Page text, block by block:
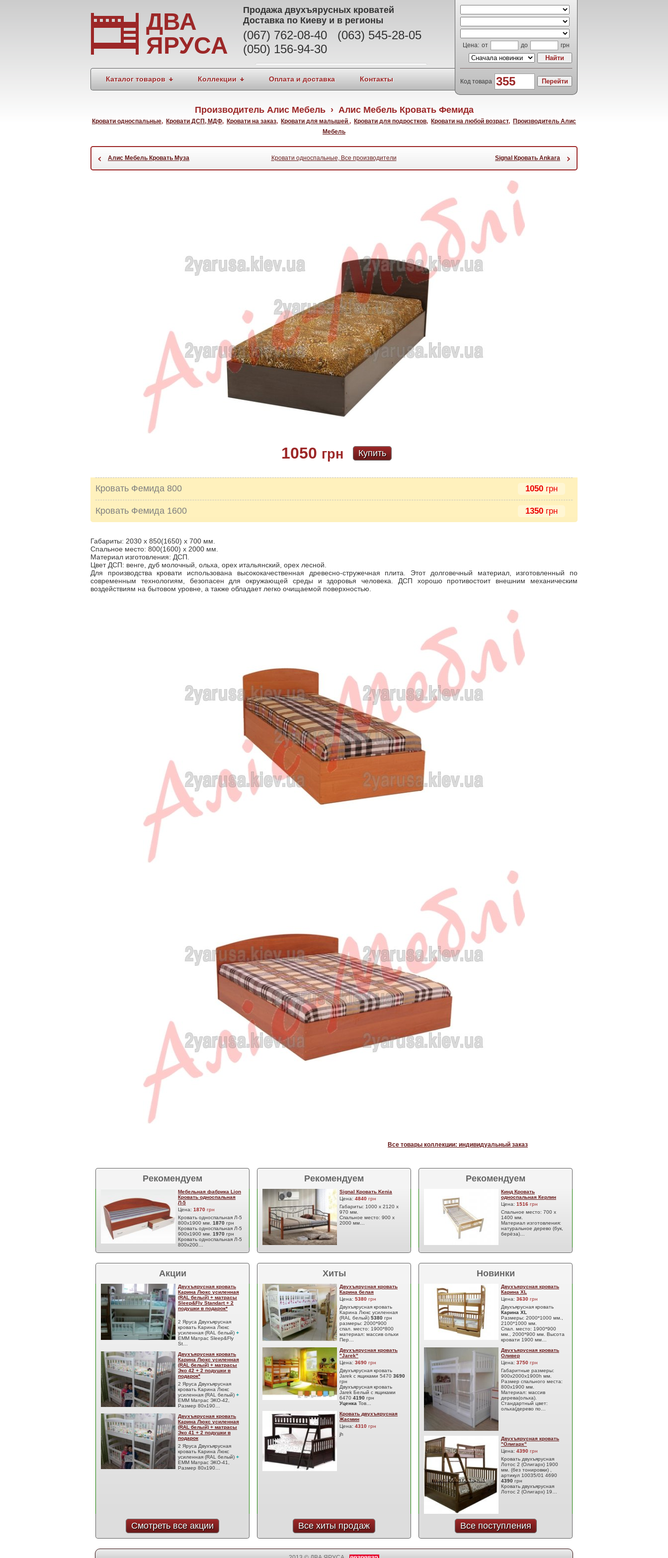
ДВА
ЯРУСА
Продажа двухъярусных кроватей
Доставка по Киеву и в регионы
(067) 762-08-40 (063) 545-28-05
(050) 156-94-30
Каталог товаров Коллекции Оплата и доставка Контакты
Цена: от до грн
Код товара
Производитель Алис Мебель › Алис Мебель Кровать Фемида
Кровати односпальные, Кровати ДСП, МДФ, Кровати на заказ, Кровати для малышей , Кровати для подростков, Кровати на любой возраст, Производитель Алис
Мебель
‹ Алис Мебель Кровать Муза Кровати односпальные, Все производители Signal Кровать Ankara ›
1050 грн Купить
Кровать Фемида 800 1050 грн
Кровать Фемида 1600 1350 грн
Габариты: 2030 х 850(1650) х 700 мм.
Спальное место: 800(1600) х 2000 мм.
Материал изготовления: ДСП.
Цвет ДСП: венге, дуб молочный, ольха, орех итальянский, орех лесной.
Для производства кровати использована высококачественная древесно-стружечная плита. Этот долговечный материал, изготовленный по
современным технологиям, безопасен для окружающей среды и здоровья человека. ДСП хорошо противостоит внешним механическим
воздействиям на бытовом уровне, а также обладает легко очищаемой поверхностью.
Все товары коллекции: индивидуальный заказ
Рекомендуем Рекомендуем Рекомендуем
Мебельная фабрика Lion
Кровать односпальная
Л-5
Цена: 1870 грн
Кровать односпальная Л-5
800х1900 мм. 1870 грн
Кровать односпальная Л-5
900х1900 мм. 1970 грн
Кровать односпальная Л-5
800х200…
Signal Кровать Kenia
Цена: 4840 грн
Габариты: 1000 х 2120 х
970 мм.
Спальное место: 900 х
2000 мм…
Кинд Кровать
односпальная Керлин
Цена: 1516 грн
Спальное место: 700 х
1400 мм.
Материал изготовления:
натуральное дерево (бук,
берёза)…
Акции Хиты Новинки
Двухъярусная кровать
Карина Люкс усиленная
(RAL белый) + матрасы
Sleep&Fly Standart + 2
подушки в подарок*
2 Яруса Двухъярусная
кровать Карина Люкс
усиленная (RAL белый) +
EMM Матрас Sleep&Fly
St…
Двухъярусная кровать
Карина Люкс усиленная
(RAL белый) + матрасы
Эко 42 + 2 подушки в
подарок*
2 Яруса Двухъярусная
кровать Карина Люкс
усиленная (RAL белый) +
EMM Матрас ЭКО-42,
Размер 80x190…
Двухъярусная кровать
Карина Люкс усиленная
(RAL белый) + матрасы
Эко 41 + 2 подушки в
подарок
2 Яруса Двухъярусная
кровать Карина Люкс
усиленная (RAL белый) +
EMM Матрас ЭКО-41,
Размер 80x190…
Двухъярусная кровать
Карина белая
Цена: 5380 грн
Двухъярусная кровать
Карина Люкс усиленная
(RAL белый) 5380 грн
размеры: 2000*900
спал. место: 1900*800
материал: массив ольхи
Пер…
Двухъярусная кровать
"Jarek"
Цена: 3690 грн
Двухъярусная кровать
Jarek с ящиками 5470 3690
грн
Двухъярусная кровать
Jarek Белый с ящиками
6470 4190 грн
Уценка Тов…
Кровать двухъярусная
Жасмин
Цена: 4310 грн
jh
Двухъярусная кровать
Карина XL
Цена: 3630 грн
Двухъярусная кровать
Карина XL
Размеры: 2000*1000 мм.,
2100*1000 мм.
Спал. место: 1900*900
мм., 2000*900 мм. Высота
кровати 1900 мм…
Двухъярусная кровать
Оливер
Цена: 3750 грн
Габаритные размеры:
900х2000х1900h мм.
Размер спального места:
800х1900 мм.
Материал: массив
дерева(ольха).
Стандартный цвет:
ольха(дерево по…
Двухъярусная кровать
"Олигарх"
Цена: 4390 грн
Кровать двухъярусная
Лотос 2 (Олигарх) 1900
мм. (без тонировки) ,
артикул 10035/01 4690
4390 грн
Кровать двухъярусная
Лотос 2 (Олигарх) 19…
Смотреть все акции Все хиты продаж Все поступления